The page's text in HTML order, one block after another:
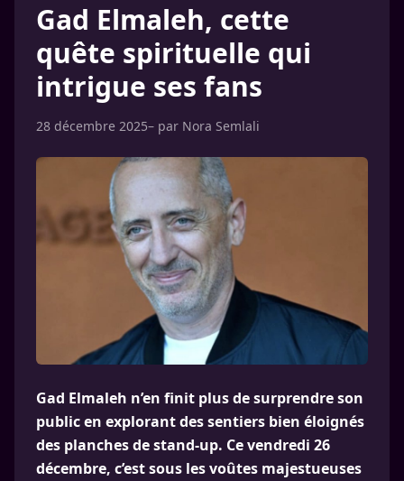
Gad Elmaleh, cette
quête spirituelle qui
intrigue ses fans
28 décembre 2025– par Nora Semlali
Gad Elmaleh n’en finit plus de surprendre son
public en explorant des sentiers bien éloignés
des planches de stand-up. Ce vendredi 26
décembre, c’est sous les voûtes majestueuses